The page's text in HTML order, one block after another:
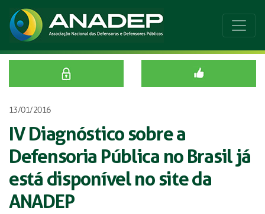
13/01/2016
IV Diagnóstico sobre a
Defensoria Pública no Brasil já
está disponível no site da
ANADEP